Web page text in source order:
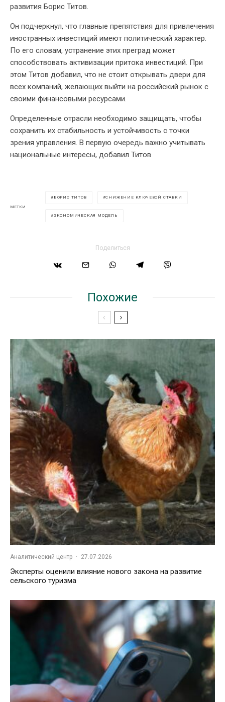
развития Борис Титов.
Он подчеркнул, что главные препятствия для привлечения
иностранных инвестиций имеют политический характер.
По его словам, устранение этих преград может
способствовать активизации притока инвестиций. При
этом Титов добавил, что не стоит открывать двери для
всех компаний, желающих выйти на российский рынок с
своими финансовыми ресурсами.
Определенные отрасли необходимо защищать, чтобы
сохранить их стабильность и устойчивость с точки
зрения управления. В первую очередь важно учитывать
национальные интересы, добавил Титов
МЕТКИ
БОРИС ТИТОВ СНИЖЕНИЕ КЛЮЧЕВОЙ СТАВКИ
ЭКОНОМИЧЕСКАЯ МОДЕЛЬ
Поделиться
Похожие
Аналитический центр · 27.07.2026
Эксперты оценили влияние нового закона на развитие
сельского туризма